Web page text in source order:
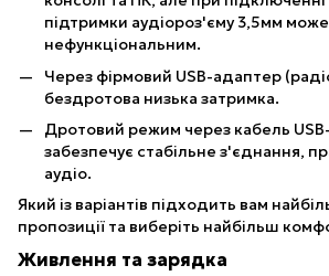
підтримки аудіороз'єму 3,5мм
нефункціональним.
Через фірмовий USB-адаптер
бездротова низька затримка.
Дротовий режим через кабель
забезпечує стабільне з'єднання,
аудіо.
Який із варіантів підходить вам
пропозиції та виберіть найбільш
Живлення та зарядка